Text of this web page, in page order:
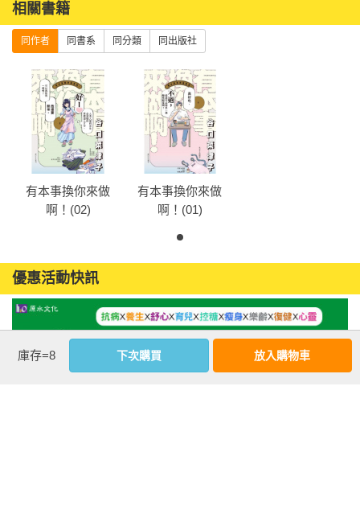
相關書籍
同作者 同書系 同分類 同出版社
有本事換你來做
啊！(02)
有本事換你來做
啊！(01)
優惠活動快訊
庫存=8 下次購買 放入購物車